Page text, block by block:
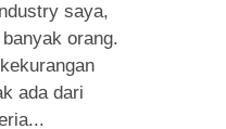
saya,
orang.
ada dari